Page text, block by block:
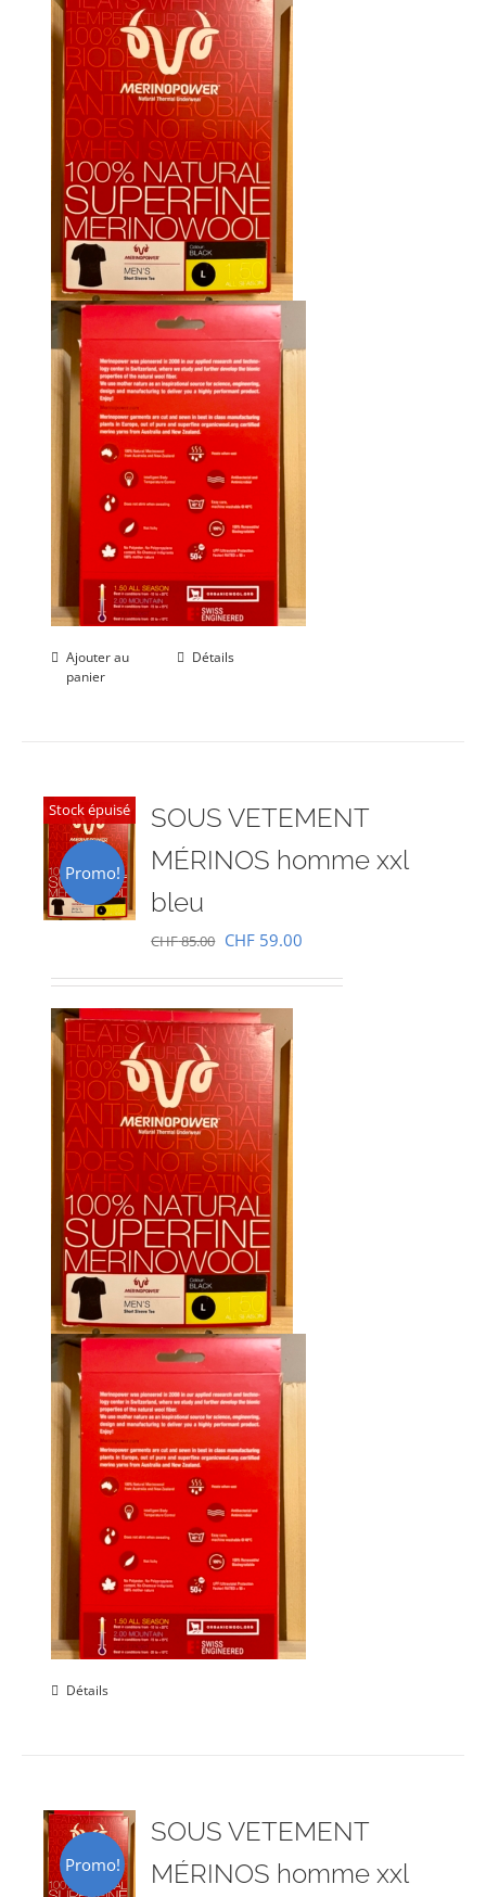
CHF 85.00.
Ajouter au
panier
Détails
Stock épuisé
Promo!
SOUS VETEMENT
MÉRINOS homme xxl
bleu
CHF85.00 Le
initial
était :
CHF 85.00.
CHF 59.00
Détails
Promo!
SOUS VETEMENT
MÉRINOS homme xxl